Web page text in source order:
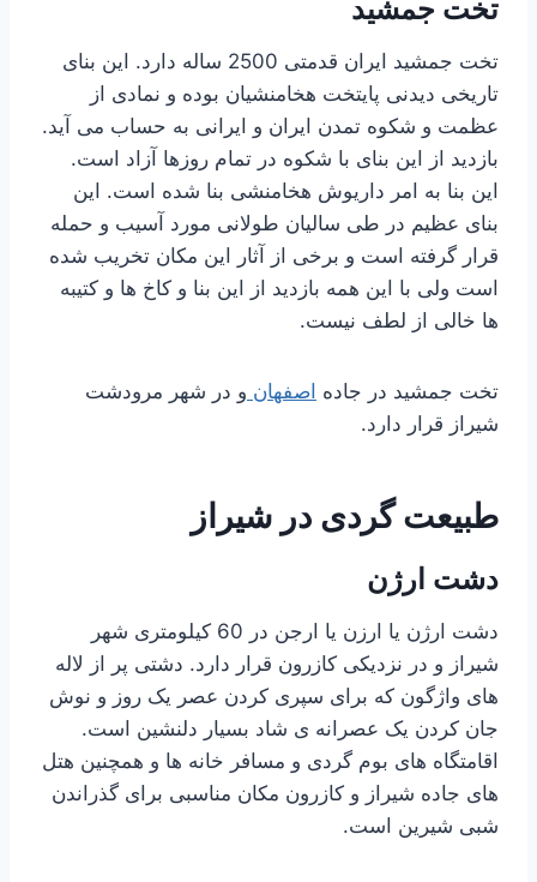
تخت جمشید
تخت جمشید ایران قدمتی 2500 ساله دارد. این بنای
تاریخی دیدنی پایتخت هخامنشیان بوده و نمادی از
عظمت و شکوه تمدن ایران و ایرانی به حساب می آید.
بازدید از این بنای با شکوه در تمام روزها آزاد است.
این بنا به امر داریوش هخامنشی بنا شده است. این
بنای عظیم در طی سالیان طولانی مورد آسیب و حمله
قرار گرفته است و برخی از آثار این مکان تخریب شده
است ولی با این همه بازدید از این بنا و کاخ ها و کتیبه
ها خالی از لطف نیست.
تخت جمشید در جاده اصفهان و در شهر مرودشت
شیراز قرار دارد.
طبیعت گردی در شیراز
دشت ارژن
دشت ارژن یا ارزن یا ارجن در 60 کیلومتری شهر
شیراز و در نزدیکی کازرون قرار دارد. دشتی پر از لاله
های واژگون که برای سپری کردن عصر یک روز و نوش
جان کردن یک عصرانه ی شاد بسیار دلنشین است.
اقامتگاه های بوم گردی و مسافر خانه ها و همچنین هتل
های جاده شیراز و کازرون مکان مناسبی برای گذراندن
شبی شیرین است.